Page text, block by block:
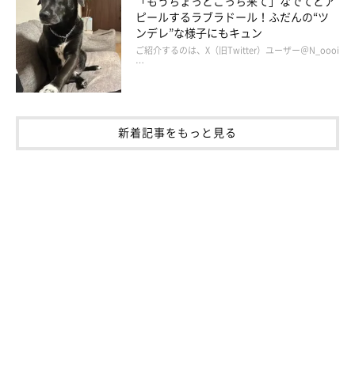
ピールするラブラドール！ふだんの“ツ
ンデレ”な様子にもキュン
ご紹介するのは、X（旧Twitter）ユーザー＠N_oooi
…
新着記事をもっと見る